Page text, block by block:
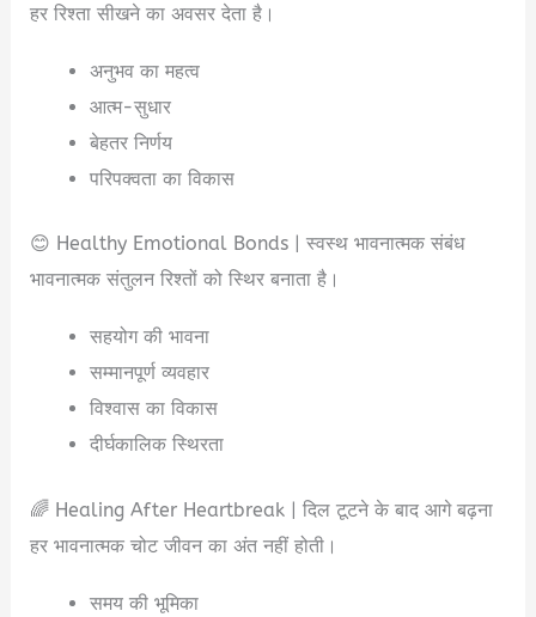
हर रिश्ता सीखने का अवसर देता है।
अनुभव का महत्व
आत्म-सुधार
बेहतर निर्णय
परिपक्वता का विकास
😊 Healthy Emotional Bonds | स्वस्थ भावनात्मक संबंध
भावनात्मक संतुलन रिश्तों को स्थिर बनाता है।
सहयोग की भावना
सम्मानपूर्ण व्यवहार
विश्वास का विकास
दीर्घकालिक स्थिरता
🌈 Healing After Heartbreak | दिल टूटने के बाद आगे बढ़ना
हर भावनात्मक चोट जीवन का अंत नहीं होती।
समय की भूमिका